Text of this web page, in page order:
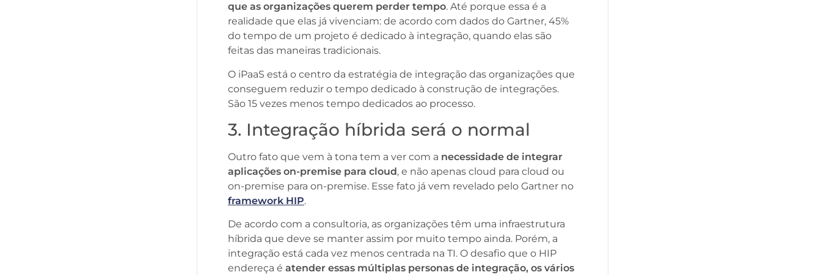
que as organizações querem perder tempo. Até porque essa é a
realidade que elas já vivenciam: de acordo com dados do Gartner, 45%
do tempo de um projeto é dedicado à integração, quando elas são
feitas das maneiras tradicionais.
O iPaaS está o centro da estratégia de integração das organizações que
conseguem reduzir o tempo dedicado à construção de integrações.
São 15 vezes menos tempo dedicados ao processo.
3. Integração híbrida será o normal
Outro fato que vem à tona tem a ver com a necessidade de integrar
aplicações on-premise para cloud, e não apenas cloud para cloud ou
on-premise para on-premise. Esse fato já vem revelado pelo Gartner no
framework HIP.
De acordo com a consultoria, as organizações têm uma infraestrutura
híbrida que deve se manter assim por muito tempo ainda. Porém, a
integração está cada vez menos centrada na TI. O desafio que o HIP
endereça éatender essas múltiplas personas de integração, os vários